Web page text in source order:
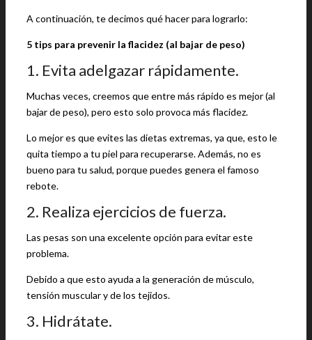
A continuación, te decimos qué hacer para lograrlo:
5 tips para prevenir la flacidez (al bajar de peso)
1. Evita adelgazar rápidamente.
Muchas veces, creemos que entre más rápido es mejor (al
bajar de peso), pero esto solo provoca más flacidez.
Lo mejor es que evites las dietas extremas, ya que, esto le
quita tiempo a tu piel para recuperarse. Además, no es
bueno para tu salud, porque puedes genera el famoso
rebote.
2. Realiza ejercicios de fuerza.
Las pesas son una excelente opción para evitar este
problema.
Debido a que esto ayuda a la generación de músculo,
tensión muscular y de los tejidos.
3. Hidrátate.